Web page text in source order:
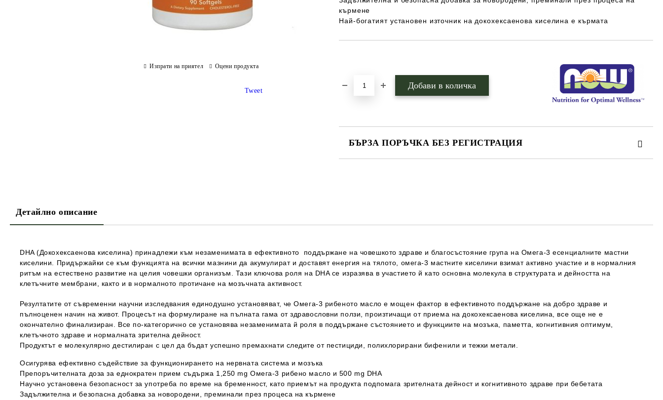
кърмене
Най-богатият установен източник на докохексаенова киселина е кърмата
БЪРЗА ПОРЪЧКА БЕЗ РЕГИСТРАЦИЯ
Изпрати на приятел Оцени продукта
Tweet
Детайлно описание
DHA (Докохексаенова киселина) принадлежи към незаменимата в ефективното поддържане на човешкото здраве и благосъстояние група на Омега-3 есенциалните мастни
киселини. Придържайки се към функцията на всички мазнини да акумулират и доставят енергия на тялото, омега-3 мастните киселини взимат активно участие и в нормалния
ритъм на естествено развитие на целия човешки организъм. Тази ключова роля на DHA се изразява в участието й като основна молекула в структурата и дейността на
клетъчните мембрани, както и в нормалното протичане на мозъчната активност.
Резултатите от съвременни научни изследвания единодушно установяват, че Омега-3 рибеното масло е мощен фактор в ефективното поддържане на добро здраве и
пълноценен начин на живот. Процесът на формулиране на пълната гама от здравословни ползи, произтичащи от приема на докохексаенова киселина, все още не е
окончателно финализиран. Все по-категорично се установява незаменимата й роля в поддържане състоянието и функциите на мозъка, паметта, когнитивния оптимум,
клетъчното здраве и нормалната зрителна дейност.
Продуктът е молекулярно дестилиран с цел да бъдат успешно премахнати следите от пестициди, полихлорирани бифенили и тежки метали.
Осигурява ефективно съдействие за функционирането на нервната система и мозъка
Препоръчителната доза за еднократен прием съдържа 1,250 mg Омега-3 рибено масло и 500 mg DHA
Научно установена безопасност за употреба по време на бременност, като приемът на продукта подпомага зрителната дейност и когнитивното здраве при бебетата
Задължителна и безопасна добавка за новородени, преминали през процеса на кърмене